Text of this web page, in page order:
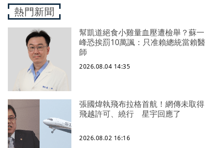
熱門新聞
幫凱道絕食小雞量血壓遭檢舉？蘇一
峰恐挨罰10萬諷：只准賴總統當賴醫
師
2026.08.04 14:35
張國煒執飛布拉格首航！網傳未取得
飛越許可、繞行 星宇回應了
2026.08.02 16:16